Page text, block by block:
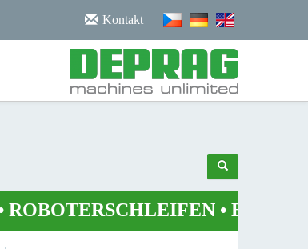
Kontakt
•